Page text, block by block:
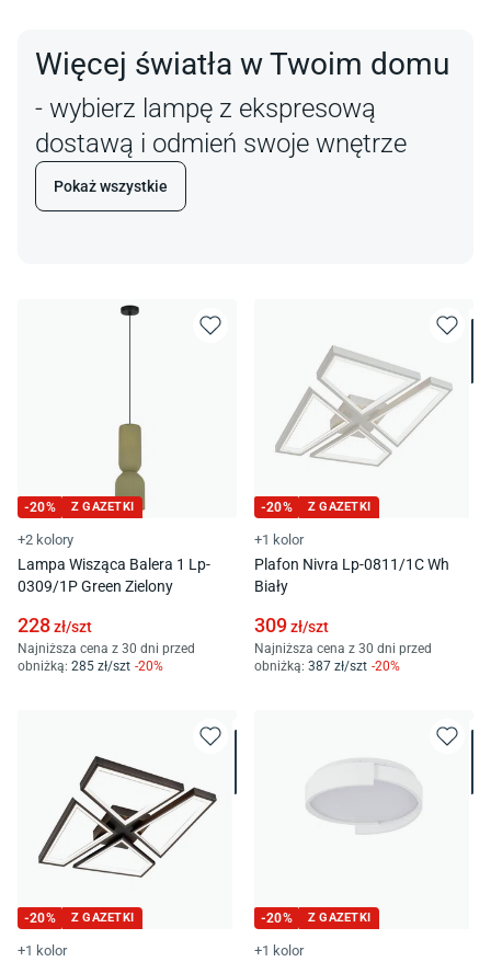
Więcej światła w Twoim domu
- wybierz lampę z ekspresową
dostawą i odmień swoje wnętrze
Pokaż wszystkie
-20% Z GAZETKI
+2 kolory
Lampa Wisząca Balera 1 Lp-
0309/1P Green Zielony
228zł/szt
Najniższa cena z 30 dni przed
obniżką: 285 zł/szt -20%
-20% Z GAZETKI
+1 kolor
Plafon Nivra Lp-0811/1C Wh
Biały
309zł/szt
Najniższa cena z 30 dni przed
obniżką: 387 zł/szt -20%
-20% Z GAZETKI
+1 kolor
-20% Z GAZETKI
+1 kolor